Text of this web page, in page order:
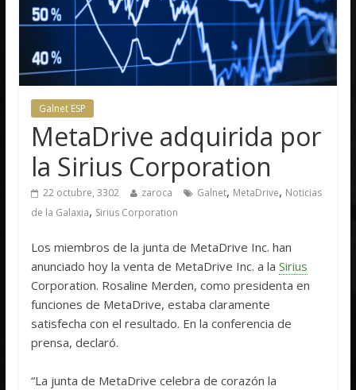
Galnet ESP
MetaDrive adquirida por
la Sirius Corporation
22 octubre, 3302 zaroca Galnet, MetaDrive, Noticias
de la Galaxia, Sirius Corporation
Los miembros de la junta de MetaDrive Inc. han
anunciado hoy la venta de MetaDrive Inc. a laSirius
Corporation. Rosaline Merden, como presidenta en
funciones de MetaDrive, estaba claramente
satisfecha con el resultado. En la conferencia de
prensa, declaró.
“La junta de MetaDrive celebra de corazón la